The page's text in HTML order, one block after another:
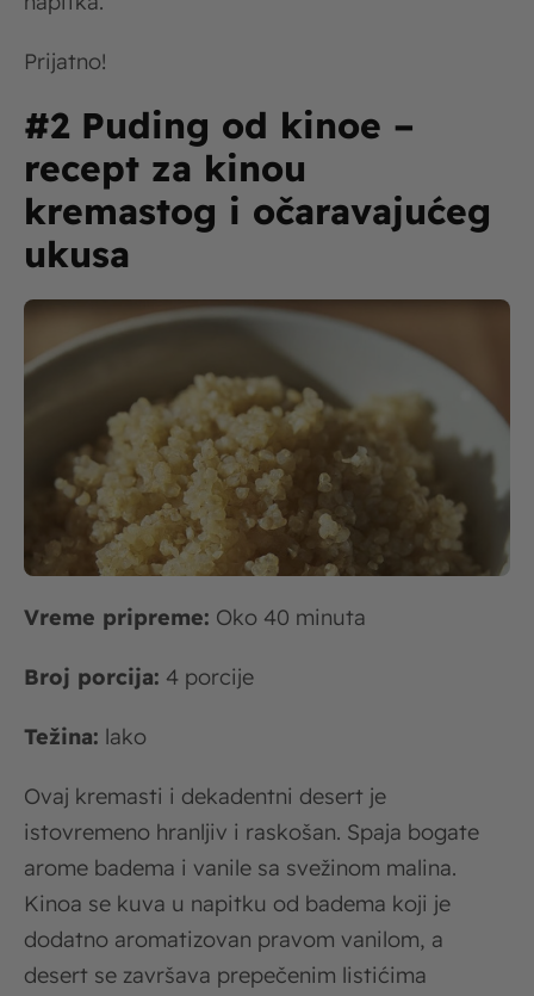
Prijatno!
#2 Puding od kinoe –
recept za kinou
kremastog i očaravajućeg
ukusa
Vreme pripreme: Oko 40 minuta
Broj porcija: 4 porcije
Težina: lako
Ovaj kremasti i dekadentni desert je
istovremeno hranljiv i raskošan. Spaja bogate
arome badema i vanile sa svežinom malina.
Kinoa se kuva u napitku od badema koji je
dodatno aromatizovan pravom vanilom, a
desert se završava prepečenim listićima